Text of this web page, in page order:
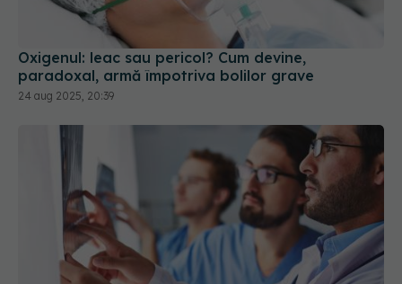
Oxigenul: leac sau pericol? Cum devine,
paradoxal, armă împotriva bolilor grave
24 aug 2025, 20:39